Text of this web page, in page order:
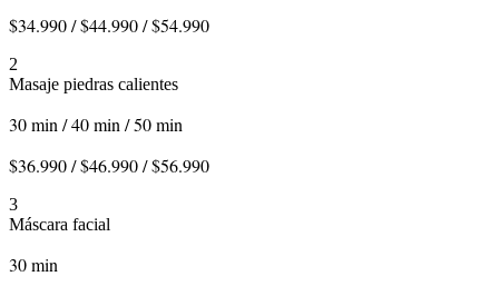
$34.990 / $44.990 / $54.990
2
Masaje piedras calientes
30 min / 40 min / 50 min
$36.990 / $46.990 / $56.990
3
Máscara facial
30 min